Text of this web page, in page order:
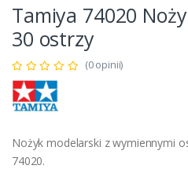
Tamiya 74020
30 ostrzy
(0 opinii)
Nożyk modelarski z wymiennymi
74020.